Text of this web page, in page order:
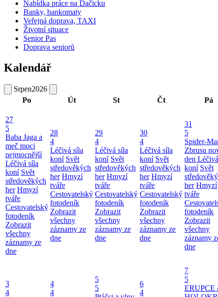
Nabídka práce na Dačicku
Banky, bankomaty
Veřejná doprava, TAXI
Životní situace
Senior Pas
Doprava seniorů
Kalendář
Srpen2026
Po
Út St Čt Pá
27
5
Baba Jaga a
meč moci
nejmocnější
Léčivá síla
koní Svět
středověkých
her Hmyzí
tváře
Cestovatelský
fotodeník
Zobrazit
všechny
záznamy ze
dne
28
4
Léčivá síla
koní Svět
středověkých
her Hmyzí
tváře
Cestovatelský
fotodeník
Zobrazit
všechny
záznamy ze
dne
29
4
Léčivá síla
koní Svět
středověkých
her Hmyzí
tváře
Cestovatelský
fotodeník
Zobrazit
všechny
záznamy ze
dne
30
4
Léčivá síla
koní Svět
středověkých
her Hmyzí
tváře
Cestovatelský
fotodeník
Zobrazit
všechny
záznamy ze
dne
31
5
Spider-
Zbrusu
den
koní Svět
her Hmyzí
tváře
fotodeník
Zobrazit
všechny
záznamy
dne
3
4
4
4
5
5
6
4
7
5
ERUPCE